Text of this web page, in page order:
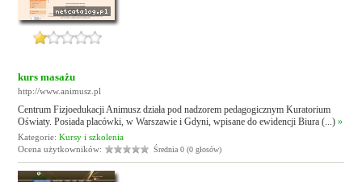
kurs masażu
http://www.animusz.pl
Centrum Fizjoedukacji Animusz działa pod nadzorem pedagogicznym Kuratorium
Oświaty. Posiada placówki, w Warszawie i Gdyni, wpisane do ewidencji Biura (...)»
Kategorie:Kursy i szkolenia
Ocena użytkowników:
Średnia 0 (0 głosów)